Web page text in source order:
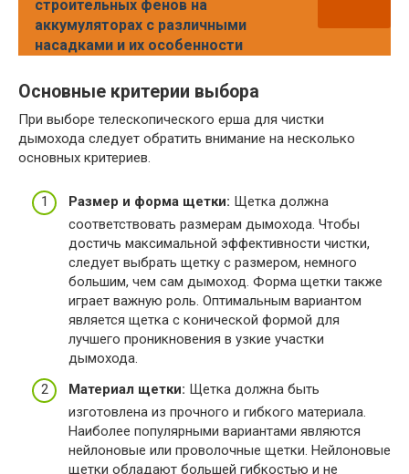
строительных фенов на
аккумуляторах с различными
насадками и их особенности
Основные критерии выбора
При выборе телескопического ерша для чистки
дымохода следует обратить внимание на несколько
основных критериев.
Размер и форма щетки: Щетка должна
соответствовать размерам дымохода. Чтобы
достичь максимальной эффективности чистки,
следует выбрать щетку с размером, немного
большим, чем сам дымоход. Форма щетки также
играет важную роль. Оптимальным вариантом
является щетка с конической формой для
лучшего проникновения в узкие участки
дымохода.
Материал щетки: Щетка должна быть
изготовлена из прочного и гибкого материала.
Наиболее популярными вариантами являются
нейлоновые или проволочные щетки. Нейлоновые
щетки обладают большей гибкостью и не